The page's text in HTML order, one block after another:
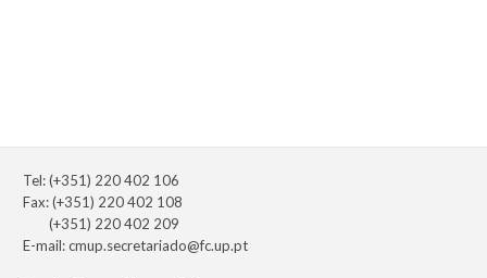
Tel: (+351) 220 402 106
Fax: (+351) 220 402 108
(+351) 220 402 209
E-mail:cmup.secretariado@fc.up.pt